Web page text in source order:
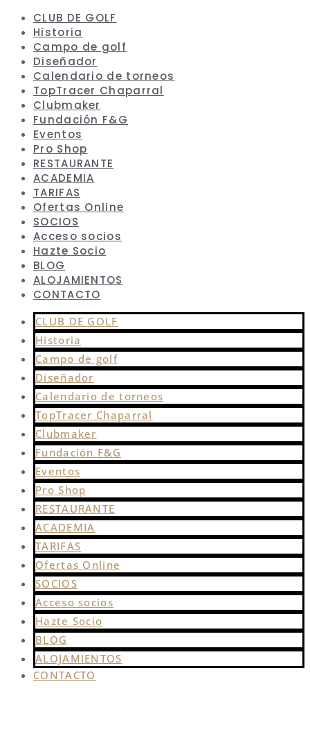
CLUB DE GOLF
Historia
Campo de golf
Diseñador
Calendario de torneos
TopTracer Chaparral
Clubmaker
Fundación F&G
Eventos
Pro Shop
RESTAURANTE
ACADEMIA
TARIFAS
Ofertas Online
SOCIOS
Acceso socios
Hazte Socio
BLOG
ALOJAMIENTOS
CONTACTO
CLUB DE GOLF
Historia
Campo de golf
Diseñador
Calendario de torneos
TopTracer Chaparral
Clubmaker
Fundación F&G
Eventos
Pro Shop
RESTAURANTE
ACADEMIA
TARIFAS
Ofertas Online
SOCIOS
Acceso socios
Hazte Socio
BLOG
ALOJAMIENTOS
CONTACTO